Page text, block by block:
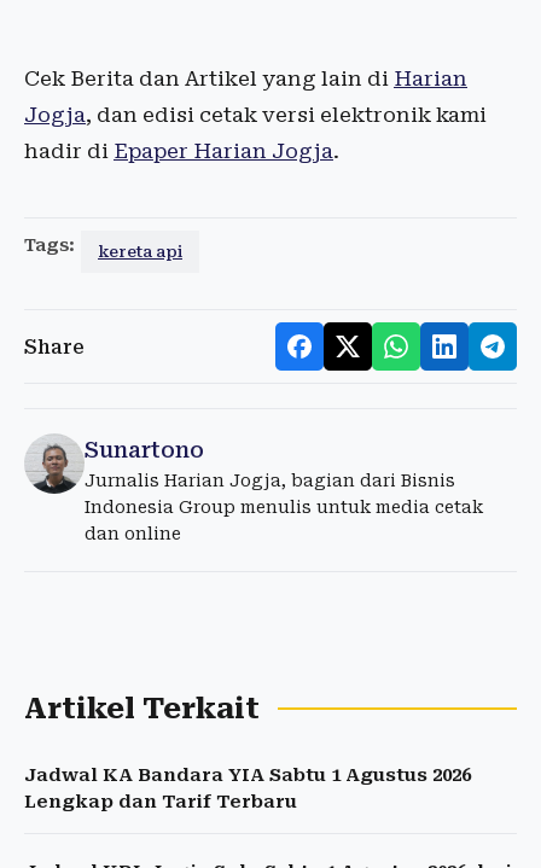
Cek Berita dan Artikel yang lain di Harian
Jogja, dan edisi cetak versi elektronik kami
hadir di Epaper Harian Jogja.
Tags: kereta api
Share
Sunartono
Jurnalis Harian Jogja, bagian dari Bisnis
Indonesia Group menulis untuk media cetak
dan online
Artikel Terkait
Jadwal KA Bandara YIA Sabtu 1 Agustus 2026
Lengkap dan Tarif Terbaru